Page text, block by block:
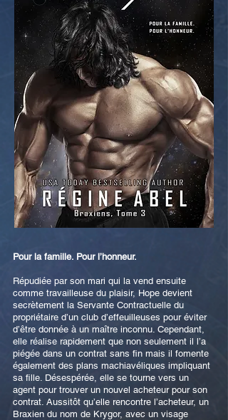
Pour la famille. Pour l’honneur.
Répudiée par son mari qui la vend ensuite
comme travailleuse du plaisir, Hope devient
secrètement la Servante Contractuelle du
propriétaire d’un club d’effeuilleuses pour éviter
d’être donnée à un maître inconnu. Cependant,
elle réalise rapidement que non seulement il l’a
piégée dans un contrat sans fin mais il fomente
également des plans machiavéliques impliquant
sa fille. Désespérée, elle se tourne vers un
agent pour trouver un nouvel acheteur pour son
contrat. Aussitôt qu’elle rencontre l’acheteur, un
Braxien du nom de Krygor, avec un visage